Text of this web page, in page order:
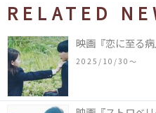
RELATED
2025/10/30〜